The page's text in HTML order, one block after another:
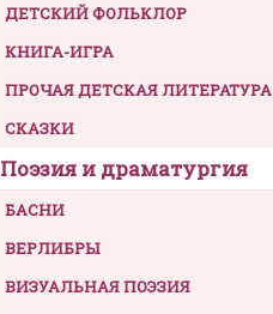
ДЕТСКИЙ ФОЛЬКЛОР
КНИГА-ИГРА
ПРОЧАЯ ДЕТСКАЯ ЛИТЕРАТУРА
СКАЗКИ
Поэзия и драматургия
БАСНИ
ВЕРЛИБРЫ
ВИЗУАЛЬНАЯ ПОЭЗИЯ